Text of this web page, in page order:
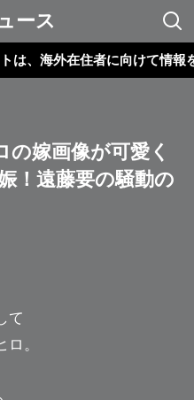
ース
海外在住者に向けて情報を発
嫁画像が可愛く
！遠藤要の騒動の
て
ロ 。